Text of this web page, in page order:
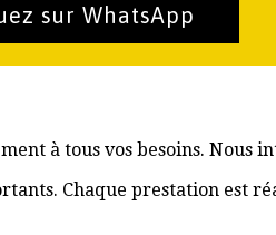
sur WhatsApp
à tous vos besoins. Nous
Chaque prestation est